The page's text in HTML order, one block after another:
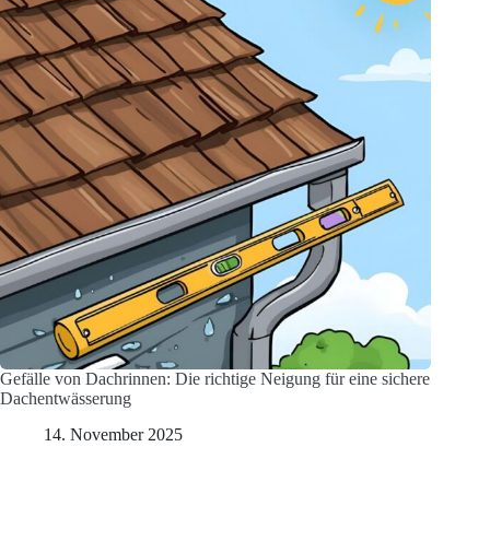
Gefälle von Dachrinnen: Die richtige Neigung für eine sichere
Dachentwässerung
14. November 2025